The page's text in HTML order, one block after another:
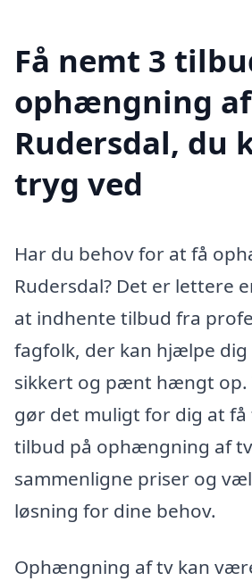
Få nemt 3
ophængning
Rudersdal, du
tryg ved
Har du behov for at få
Rudersdal? Det er lettere
at indhente tilbud fra
fagfolk, der kan hjælpe
sikkert og pænt hængt op.
gør det muligt for dig at
tilbud på ophængning af
sammenligne priser og
løsning for dine behov.
Ophængning af tv kan